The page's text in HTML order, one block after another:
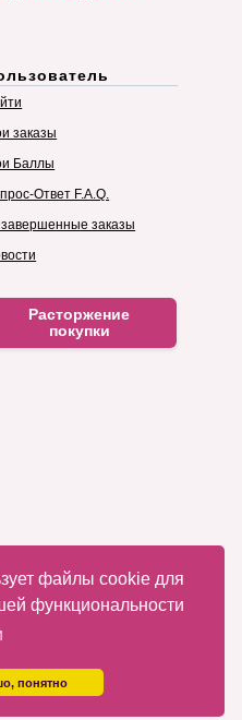
файлы cookie для
функциональности
понятно
заказы
Баллы
Ответ F.A.Q.
заказы
Расторжение
покупки